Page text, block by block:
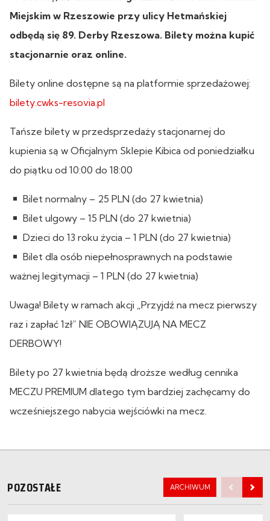
Miejskim w Rzeszowie przy ulicy Hetmańskiej
odbędą się 89. Derby Rzeszowa. Bilety można kupić
stacjonarnie oraz online.
Bilety online dostępne są na platformie sprzedażowej:
bilety.cwks-resovia.pl
Tańsze bilety w przedsprzedaży stacjonarnej do
kupienia są w Oficjalnym Sklepie Kibica od poniedziałku
do piątku od 10:00 do 18:00
Bilet normalny – 25 PLN (do 27 kwietnia)
Bilet ulgowy – 15 PLN (do 27 kwietnia)
Dzieci do 13 roku życia – 1 PLN (do 27 kwietnia)
Bilet dla osób niepełnosprawnych na podstawie
ważnej legitymacji – 1 PLN (do 27 kwietnia)
Uwaga! Bilety w ramach akcji „Przyjdź na mecz pierwszy
raz i zapłać 1zł” NIE OBOWIĄZUJĄ NA MECZ
DERBOWY!
Bilety po 27 kwietnia będą droższe według cennika
MECZU PREMIUM dlatego tym bardziej zachęcamy do
wcześniejszego nabycia wejściówki na mecz.
POZOSTAŁE ARCHIWUM